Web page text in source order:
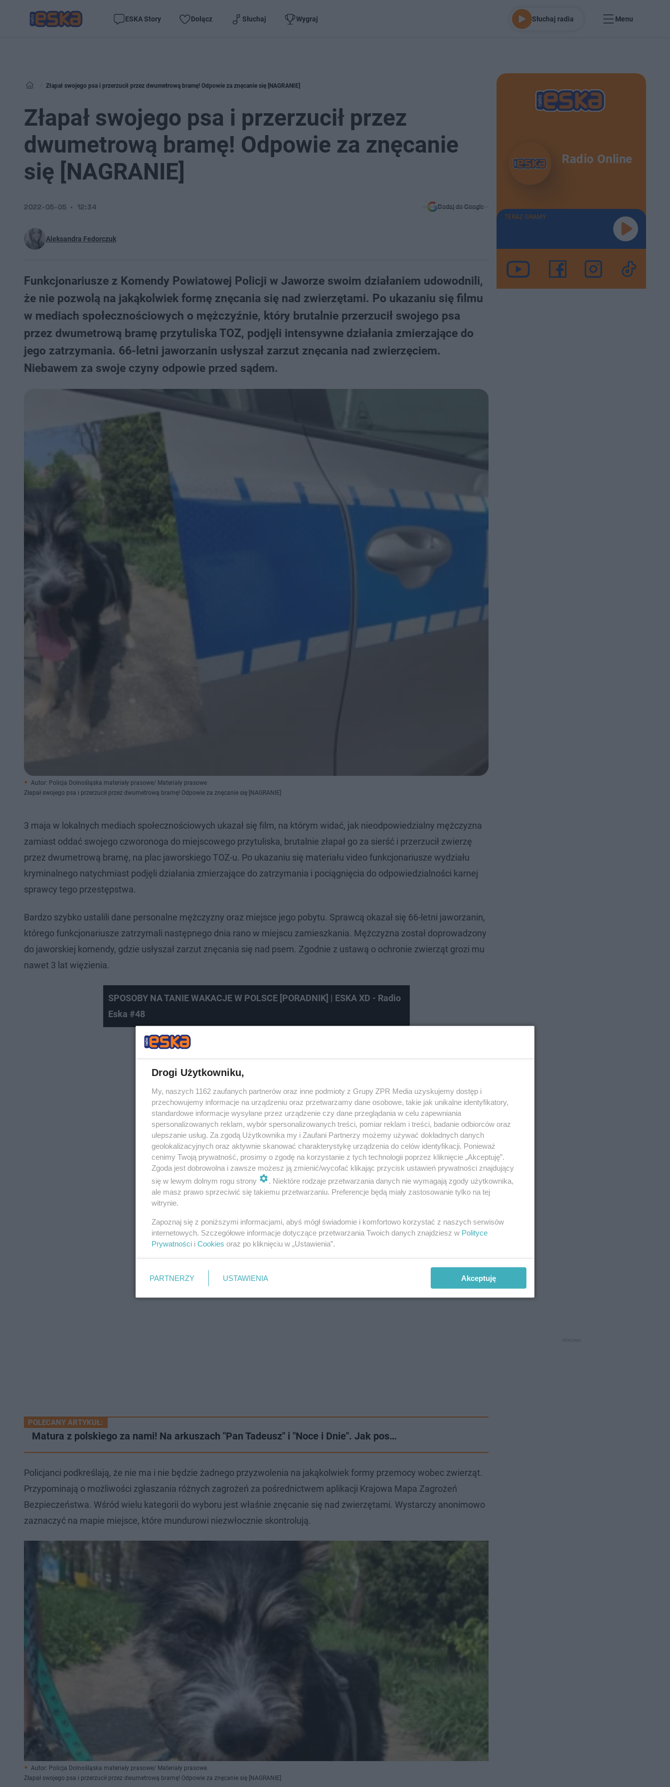
ESKA Story Dołącz Słuchaj Wygraj Słuchaj radia Menu
Złapał swojego psa i przerzucił przez dwumetrową bramę! Odpowie za znęcanie się [NAGRANIE]
Złapał swojego psa i przerzucił przez
dwumetrową bramę! Odpowie za znęcanie
się [NAGRANIE]
Aleksandra Fedorczuk
2022-05-05 12:34 Dodaj do Google
Funkcjonariusze z Komendy Powiatowej Policji w Jaworze swoim działaniem udowodnili,
że nie pozwolą na jakąkolwiek formę znęcania się nad zwierzętami. Po ukazaniu się filmu
w mediach społecznościowych o mężczyźnie, który brutalnie przerzucił swojego psa
przez dwumetrową bramę przytuliska TOZ, podjęli intensywne działania zmierzające do
jego zatrzymania. 66-letni jaworzanin usłyszał zarzut znęcania nad zwierzęciem.
Niebawem za swoje czyny odpowie przed sądem.
Autor: Policja Dolnośląska materiały prasowe/ Materiały prasowe
Złapał swojego psa i przerzucił przez dwumetrową bramę! Odpowie za znęcanie się [NAGRANIE]
3 maja w lokalnych mediach społecznościowych ukazał się film, na którym widać, jak nieodpowiedzialny mężczyzna
zamiast oddać swojego czworonoga do miejscowego przytuliska, brutalnie złapał go za sierść i przerzucił zwierzę
przez dwumetrową bramę, na plac jaworskiego TOZ-u. Po ukazaniu się materiału video funkcjonariusze wydziału
kryminalnego natychmiast podjęli działania zmierzające do zatrzymania i pociągnięcia do odpowiedzialności karnej
sprawcy tego przestępstwa.
Bardzo szybko ustalili dane personalne mężczyzny oraz miejsce jego pobytu. Sprawcą okazał się 66-letni jaworzanin,
którego funkcjonariusze zatrzymali następnego dnia rano w miejscu zamieszkania. Mężczyzna został doprowadzony
do jaworskiej komendy, gdzie usłyszał zarzut znęcania się nad psem. Zgodnie z ustawą o ochronie zwierząt grozi mu
nawet 3 lat więzienia.
SPOSOBY NA TANIE WAKACJE W POLSCE [PORADNIK] | ESKA XD - Radio
Eska #48
POLECANY ARTYKUŁ:
Matura z polskiego za nami! Na arkuszach "Pan Tadeusz" i "Noce i Dnie". Jak pos…
Policjanci podkreślają, że nie ma i nie będzie żadnego przyzwolenia na jakąkolwiek formy przemocy wobec zwierząt.
Przypominają o możliwości zgłaszania różnych zagrożeń za pośrednictwem aplikacji Krajowa Mapa Zagrożeń
Bezpieczeństwa. Wśród wielu kategorii do wyboru jest właśnie znęcanie się nad zwierzętami. Wystarczy anonimowo
zaznaczyć na mapie miejsce, które mundurowi niezwłocznie skontrolują.
Autor: Policja Dolnośląska materiały prasowe/ Materiały prasowe
Złapał swojego psa i przerzucił przez dwumetrową bramę! Odpowie za znęcanie się [NAGRANIE]
Radio Online
TERAZ GRAMY
Drogi Użytkowniku,
My, naszych 1162 zaufanych partnerów oraz inne podmioty z Grupy ZPR Media uzyskujemy dostęp i
przechowujemy informacje na urządzeniu oraz przetwarzamy dane osobowe, takie jak unikalne identyfikatory,
standardowe informacje wysyłane przez urządzenie czy dane przeglądania w celu zapewniania
spersonalizowanych reklam, wybór spersonalizowanych treści, pomiar reklam i treści, badanie odbiorców oraz
ulepszanie usług. Za zgodą Użytkownika my i Zaufani Partnerzy możemy używać dokładnych danych
geolokalizacyjnych oraz aktywnie skanować charakterystykę urządzenia do celów identyfikacji. Ponieważ
cenimy Twoją prywatność, prosimy o zgodę na korzystanie z tych technologii poprzez kliknięcie „Akceptuję”.
Zgoda jest dobrowolna i zawsze możesz ją zmienić/wycofać klikając przycisk ustawień prywatności znajdujący
się w lewym dolnym rogu strony
. Niektóre rodzaje przetwarzania danych nie wymagają zgody użytkownika,
ale masz prawo sprzeciwić się takiemu przetwarzaniu. Preferencje będą miały zastosowanie tylko na tej
witrynie.
Zapoznaj się z poniższymi informacjami, abyś mógł świadomie i komfortowo korzystać z naszych serwisów
internetowych. Szczegółowe informacje dotyczące przetwarzania Twoich danych znajdziesz w Polityce
Prywatności i Cookies oraz po kliknięciu w „Ustawienia”.
PARTNERZY USTAWIENIA Akceptuję